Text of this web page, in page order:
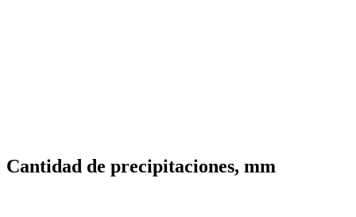
Cantidad de precipitaciones, mm